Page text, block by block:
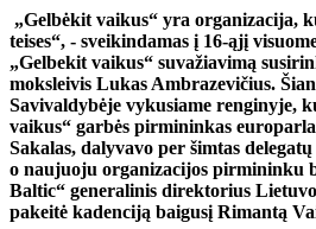
„Gelbėkit vaikus“ yra organizacija,
teises“, - sveikindamas į 16-ąjį
„Gelbekit vaikus“ suvažiavimą
moksleivis Lukas Ambrazevičius.
Savivaldybėje vykusiame renginyje,
vaikus“ garbės pirmininkas
Sakalas, dalyvavo per šimtas
o naujuoju organizacijos pirmininku
Baltic“ generalinis direktorius
pakeitė kadenciją baigusį Rimantą